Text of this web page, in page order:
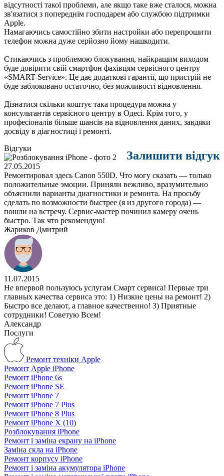
відсутності такої проблеми, але якщо таке вже сталося, можна
зв'язатися з попереднім господарем або службою підтримки
Apple.
Намагаючись самостійно збити настройки або перепрошити
телефон можна дуже серйозно йому нашкодити.
Стикаючись з проблемою блокування, найкращим виходом
буде довірити свій смартфон фахівцям сервісного центру
«SMART-Service». Це дає додаткові гарантії, що пристрій не
буде заблоковано остаточно, без можливості відновлення.
Дізнатися скільки коштує така процедура можна у
консультантів сервісного центру в Одесі. Крім того, у
професіоналів більше шансів на відновлення даних, завдяки
досвіду в діагностиці і ремонті.
Залишити відгук
Відгуки
27.05.2015
Ремонтировал здесь Canon 550D. Что могу сказать — только
положительные эмоции. Приняли вежливо, вразумительно
объяснили варианты диагностики и ремонта. На просьбу
сделать по возможности быстрее (я из другого города) —
пошли на встречу. Сервис-мастер починил камеру очень
быстро. Так что рекомендую!
Жариков Дмитрий
11.07.2015
Не впервой пользуюсь услугам Смарт сервиса! Первые три
главных качества сервиса это: 1) Низкие цены на ремонт! 2)
Быстро все делают, а главное качественно! 3) Приятные
сотрудники! Советую Всем!
Александр
Послуги
Ремонт техніки Apple
Ремонт Apple iPhone
Ремонт iPhone 6s
Ремонт iPhone SE
Ремонт iPhone 7
Ремонт iPhone 7 Plus
Ремонт iPhone 8 Plus
Ремонт iPhone X (10)
Розблокування iPhone
Ремонт і заміна екрану на iPhone
Заміна скла на iPhone
Ремонт корпусу iPhone
Ремонт і заміна акумулятора iPhone